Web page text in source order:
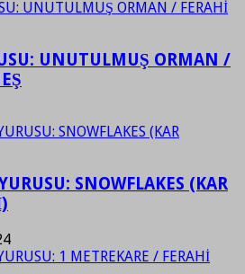
UNUTULMUŞ ORMAN /
SNOWFLAKES (KAR